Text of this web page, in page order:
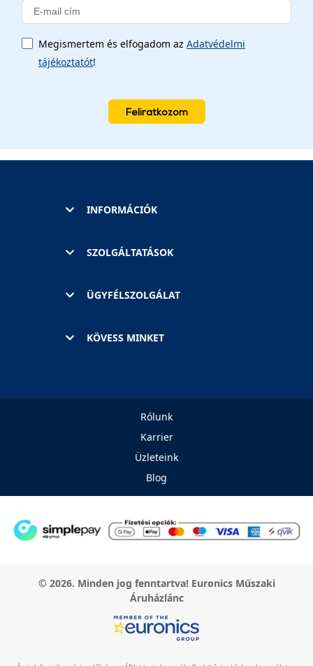
Megismertem és elfogadom az Adatvédelmi
tájékoztatót!
Feliratkozom
INFORMÁCIÓK
SZOLGÁLTATÁSOK
ÜGYFÉLSZOLGÁLAT
KÖVESS MINKET
Rólunk
Karrier
Üzleteink
Blog
© 2026. Minden jog fenntartva! Euronics Műszaki
Áruházlánc